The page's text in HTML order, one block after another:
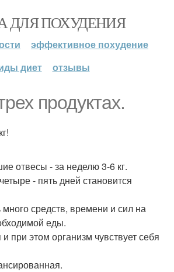
ДЛЯ ПОХУДЕНИЯ
эффективное похудение
диет
отзывы
продуктах.
отвесы - за неделю 3-6 кг.
- пять дней становится
много средств, времени и сил на
еды.
при этом организм чувствует себя